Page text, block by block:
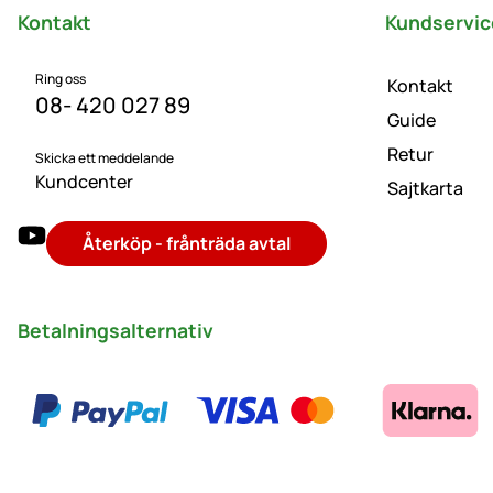
Kontakt
Ring oss
08- 420 027 89
Skicka ett meddelande
Kundcenter
Återköp - frånträda avtal
Kontakt
Guide
Retur
Sajtkarta
Betalningsalternativ